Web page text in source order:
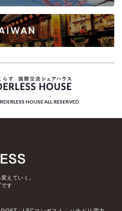
HOUSE ALL RESERVED.
えていく。
です